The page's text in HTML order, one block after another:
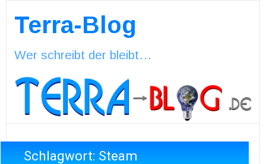
Terra-Blog
Wer schreibt der bleibt…
Schlagwort: Steam